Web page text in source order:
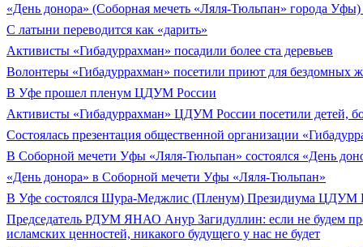
«День донора» (Соборная мечеть «Ляля-Тюльпан» города Уфы)
С латыни переводится как «дарить»
Активисты «Гибадуррахман» посадили более ста деревьев
Волонтеры «Гибадуррахман» посетили приют для бездомных
В Уфе прошел пленум ЦДУМ России
Активисты «Гибадуррахман» ЦДУМ России посетили детей,
Состоялась презентация общественной организации
В Соборной мечети Уфы «Ляля-Тюльпан» состоялся «День
«День донора» в Соборной мечети Уфы «Ляля-Тюльпан»
В Уфе состоялся Шура-Меджлис (Пленум) Президиума ЦДУМ
Председатель РДУМ ЯНАО Анур Загидуллин: если не будем
исламских ценностей, никакого будущего у нас не будет